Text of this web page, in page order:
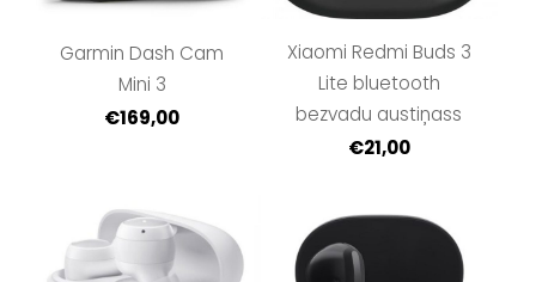
Garmin Dash Cam
Mini 3
€169,00
Xiaomi Redmi Buds 3
Lite bluetooth
bezvadu austiņass
€21,00